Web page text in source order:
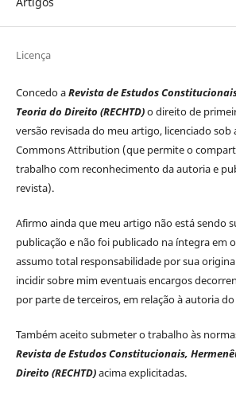
Licença
Concedo aRevista de Estudos
Teoria do Direito (RECHTD)o direito de
versão revisada do meu artigo, licenciado sob
Commons Attribution (que permite o
trabalho com reconhecimento da autoria e
revista).
Afirmo ainda que meu artigo não está sendo
publicação e não foi publicado na íntegra em
assumo total responsabilidade por sua
incidir sobre mim eventuais encargos
por parte de terceiros, em relação à autoria
Também aceito submeter o trabalho às
Revista de Estudos Constitucionais,
Direito (RECHTD)acima explicitadas.